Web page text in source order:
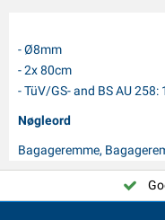
- Ø8mm
- 2x 80cm
- TüV/GS- and BS AU
Nøgleord
Bagageremme,